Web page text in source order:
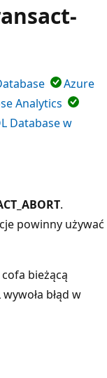
Azure
Analytics
Database w
.
powinny używać
bieżącą
błąd w